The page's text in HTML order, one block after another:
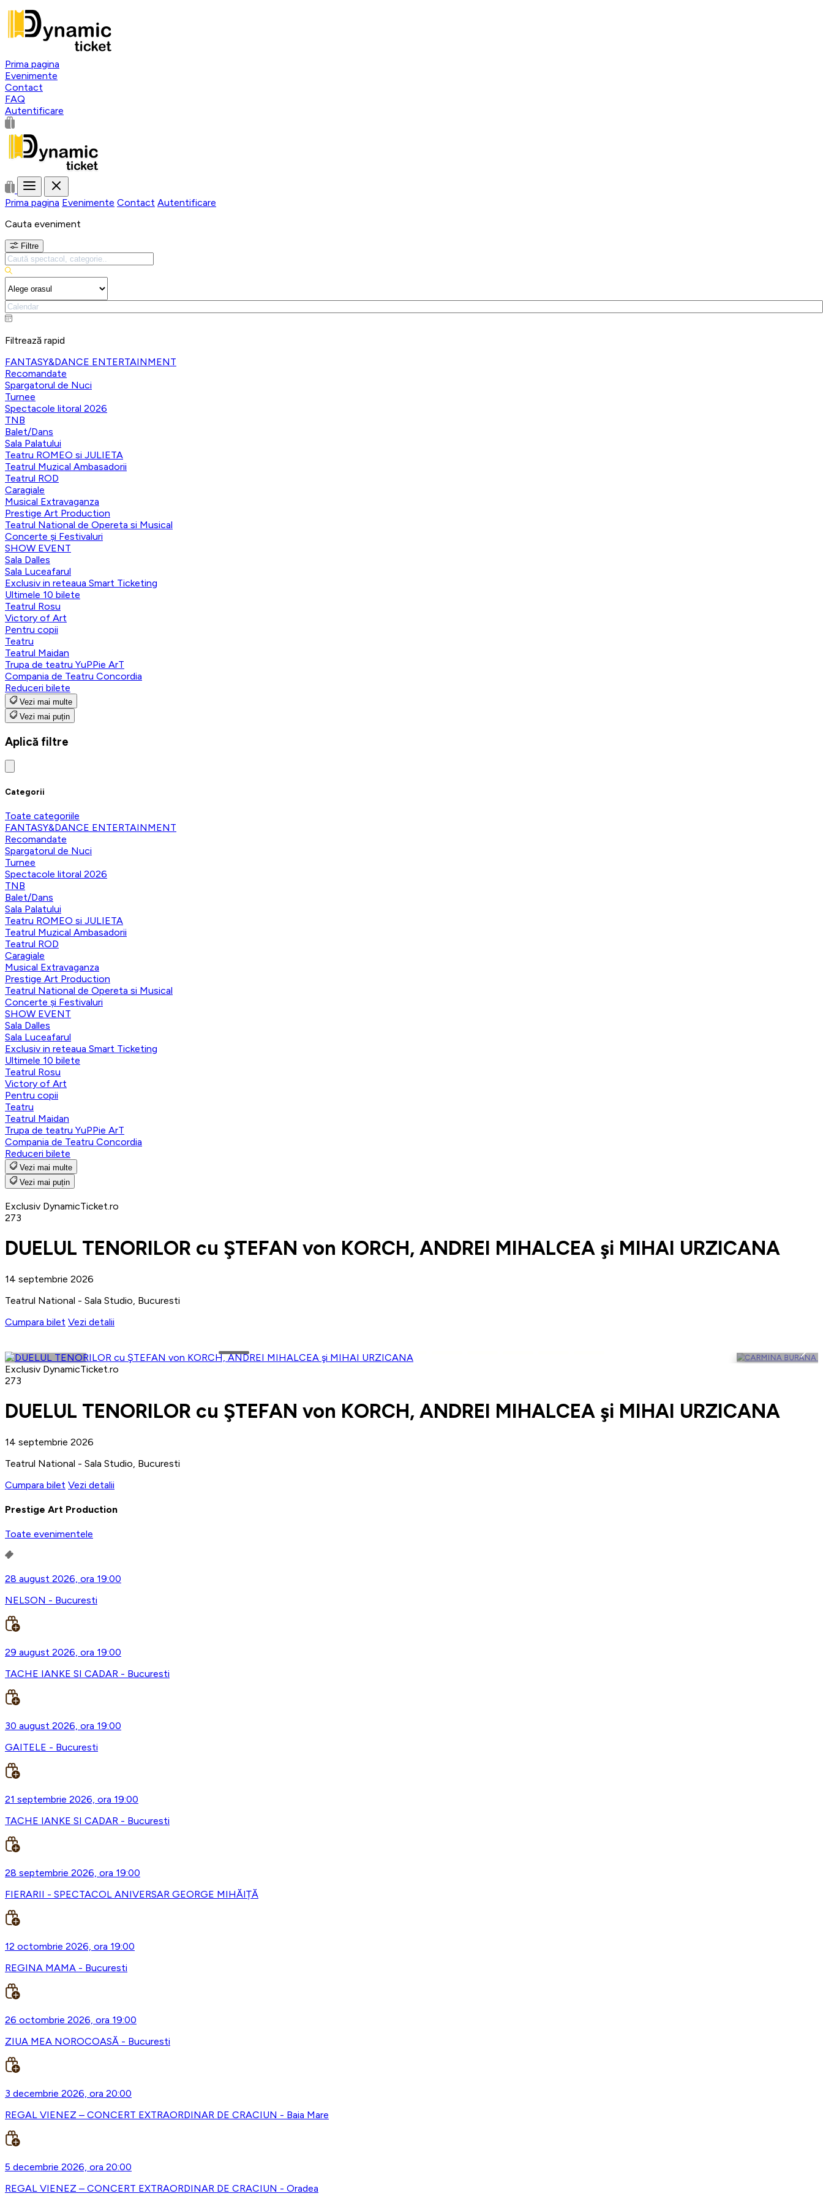
Prima pagina
Evenimente
Contact
FAQ
Autentificare
Prima pagina Evenimente Contact Autentificare
Cauta eveniment
Filtre
Filtrează rapid
FANTASY&DANCE ENTERTAINMENT
Recomandate
Spargatorul de Nuci
Turnee
Spectacole litoral 2026
TNB
Balet/Dans
Sala Palatului
Teatru ROMEO si JULIETA
Teatrul Muzical Ambasadorii
Teatrul ROD
Caragiale
Musical Extravaganza
Prestige Art Production
Teatrul National de Opereta si Musical
Concerte și Festivaluri
SHOW EVENT
Sala Dalles
Sala Luceafarul
Exclusiv in reteaua Smart Ticketing
Ultimele 10 bilete
Teatrul Rosu
Victory of Art
Pentru copii
Teatru
Teatrul Maidan
Trupa de teatru YuPPie ArT
Compania de Teatru Concordia
Reduceri bilete
Vezi mai multe
Vezi mai puțin
Aplică filtre
Categorii
Toate categoriile
FANTASY&DANCE ENTERTAINMENT
Recomandate
Spargatorul de Nuci
Turnee
Spectacole litoral 2026
TNB
Balet/Dans
Sala Palatului
Teatru ROMEO si JULIETA
Teatrul Muzical Ambasadorii
Teatrul ROD
Caragiale
Musical Extravaganza
Prestige Art Production
Teatrul National de Opereta si Musical
Concerte și Festivaluri
SHOW EVENT
Sala Dalles
Sala Luceafarul
Exclusiv in reteaua Smart Ticketing
Ultimele 10 bilete
Teatrul Rosu
Victory of Art
Pentru copii
Teatru
Teatrul Maidan
Trupa de teatru YuPPie ArT
Compania de Teatru Concordia
Reduceri bilete
Vezi mai multe
Vezi mai puțin
Exclusiv DynamicTicket.ro
273
DUELUL TENORILOR cu ŞTEFAN von KORCH, ANDREI MIHALCEA şi MIHAI URZICANA
14 septembrie 2026
Teatrul National - Sala Studio, Bucuresti
Cumpara bilet Vezi detalii
Exclusiv DynamicTicket.ro
273
DUELUL TENORILOR cu ŞTEFAN von KORCH, ANDREI MIHALCEA şi MIHAI URZICANA
14 septembrie 2026
Teatrul National - Sala Studio, Bucuresti
Cumpara bilet Vezi detalii
Prestige Art Production
Toate evenimentele
28 august 2026, ora 19:00
NELSON - Bucuresti
29 august 2026, ora 19:00
TACHE IANKE SI CADAR - Bucuresti
30 august 2026, ora 19:00
GAITELE - Bucuresti
21 septembrie 2026, ora 19:00
TACHE IANKE SI CADAR - Bucuresti
28 septembrie 2026, ora 19:00
FIERARII - SPECTACOL ANIVERSAR GEORGE MIHĂIȚĂ
12 octombrie 2026, ora 19:00
REGINA MAMA - Bucuresti
26 octombrie 2026, ora 19:00
ZIUA MEA NOROCOASĂ - Bucuresti
3 decembrie 2026, ora 20:00
REGAL VIENEZ – CONCERT EXTRAORDINAR DE CRACIUN - Baia Mare
5 decembrie 2026, ora 20:00
REGAL VIENEZ – CONCERT EXTRAORDINAR DE CRACIUN - Oradea